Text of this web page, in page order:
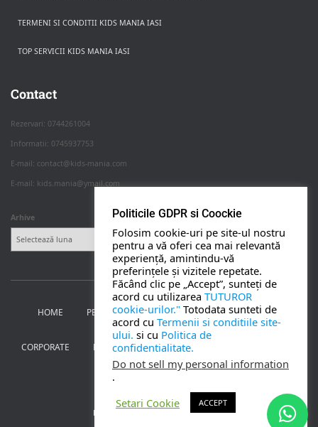
TERMENI SI CONDITII KIDS MANIA IASI
TOP SERVICII KIDS MANIA IASI
Contact
Rezervari: 0744261004
Informatii: 0745937753
E-mail: contact@kids-mania.com
E-mail: kids.mania@ymail.com
Arhive
HOME PETRECERI PENTRU COPII NUNTA SI BOTEZ
CORPORATE BANCHETE MOȚ
Kids Mania Iasi Webmoon
Politicile GDPR si Coockie
Folosim cookie-uri pe site-ul nostru
pentru a vă oferi cea mai relevantă
experiență, amintindu-vă
preferințele și vizitele repetate.
Făcând clic pe „Accept”, sunteți de
acord cu utilizarea TUTUROR
cookie-urilor." Totodata sunteti de
acord cu Termenii si conditiile site-
ului. si cu Politica de
confidentialitate.
Do not sell my personal information
.
Setari Cookie
ACCEPT
Apasa pe o categorie ca sa vezi serviciile.
PETRECERI COPII
NUNTA
BANCHETE
CORPORATE
TOATE SERVICIILE